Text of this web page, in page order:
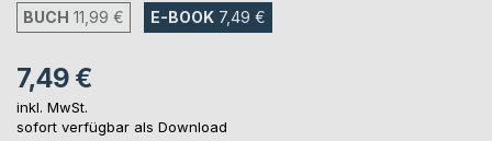
BUCH 11,99 € E-BOOK 7,49 €
7,49 €
inkl. MwSt.
sofort verfügbar als Download